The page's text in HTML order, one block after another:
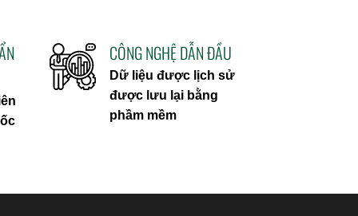
CÔNG NGHỆ DẪN ĐẦU
Dữ liệu được lịch sử
được lưu lại bằng
phầm mềm